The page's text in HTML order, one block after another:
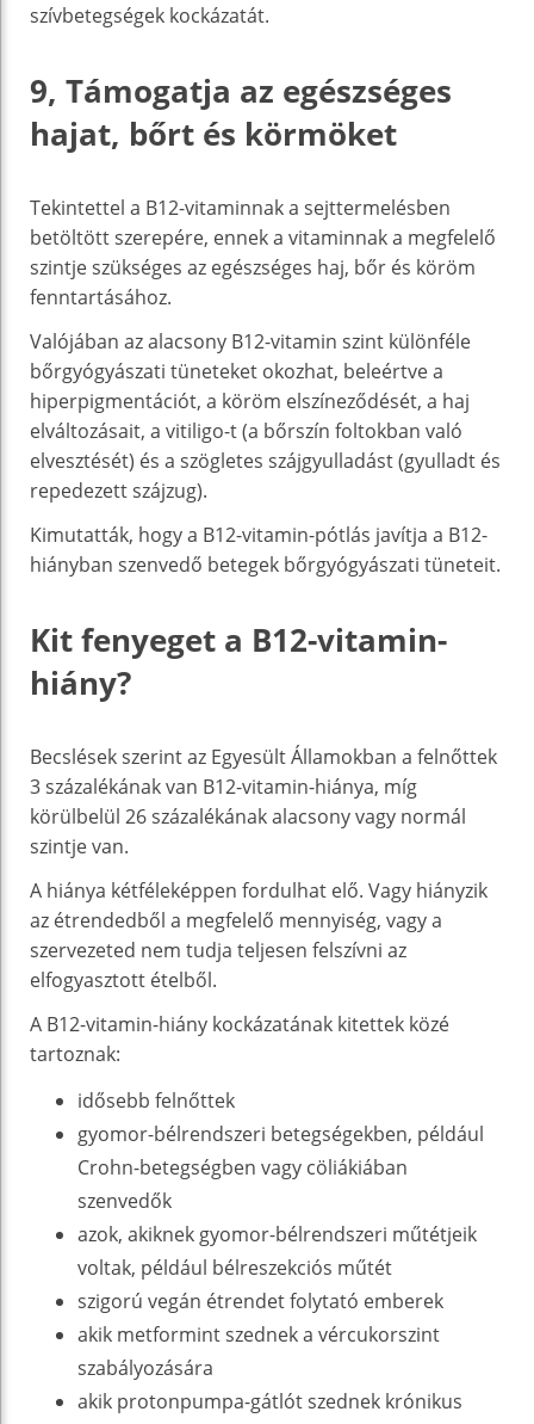
szívbetegségek kockázatát.
9, Támogatja az egészséges
hajat, bőrt és körmöket
Tekintettel a B12-vitaminnak a sejttermelésben
betöltött szerepére, ennek a vitaminnak a megfelelő
szintje szükséges az egészséges haj, bőr és köröm
fenntartásához.
Valójában az alacsony B12-vitamin szint különféle
bőrgyógyászati tüneteket okozhat, beleértve a
hiperpigmentációt, a köröm elszíneződését, a haj
elváltozásait, a vitiligo-t (a bőrszín foltokban való
elvesztését) és a szögletes szájgyulladást (gyulladt és
repedezett szájzug).
Kimutatták, hogy a B12-vitamin-pótlás javítja a B12-
hiányban szenvedő betegek bőrgyógyászati tüneteit.
Kit fenyeget a B12-vitamin-
hiány?
Becslések szerint az Egyesült Államokban a felnőttek
3 százalékának van B12-vitamin-hiánya, míg
körülbelül 26 százalékának alacsony vagy normál
szintje van.
A hiánya kétféleképpen fordulhat elő. Vagy hiányzik
az étrendedből a megfelelő mennyiség, vagy a
szervezeted nem tudja teljesen felszívni az
elfogyasztott ételből.
A B12-vitamin-hiány kockázatának kitettek közé
tartoznak:
idősebb felnőttek
gyomor-bélrendszeri betegségekben, például
Crohn-betegségben vagy cöliákiában
szenvedők
azok, akiknek gyomor-bélrendszeri műtétjeik
voltak, például bélreszekciós műtét
szigorú vegán étrendet folytató emberek
akik metformint szednek a vércukorszint
szabályozására
akik protonpumpa-gátlót szednek krónikus